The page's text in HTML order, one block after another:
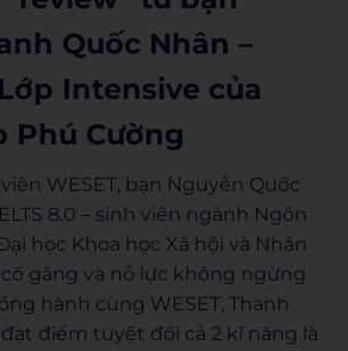
Quốc Nhân –
Lớp Intensive của
Phú Cường
WESET, bạn Nguyễn Quốc
8.0 – sinh viên ngành Ngôn
học Khoa học Xã hội và Nhân
gắng và nỗ lực không ngừng
hành cùng WESET, Thanh
điểm tuyệt đối cả 2 kĩ năng là